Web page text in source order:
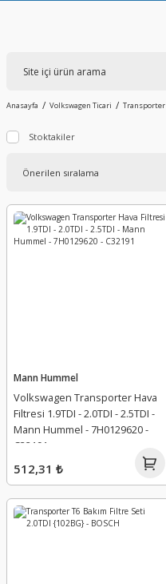
Anasayfa Volkswagen Ticari Transporter
Stoktakiler
Mann Hummel
Volkswagen Transporter Hava
Filtresi 1.9TDI - 2.0TDI - 2.5TDI -
Mann Hummel - 7H0129620 -
C32191
512,31 ₺